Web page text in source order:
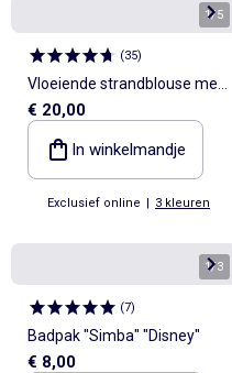
1/5
(35)
Vloeiende strandblouse met
print
€ 20,00
In winkelmandje
Exclusief online | 3 kleuren
1/3
(7)
Badpak "Simba" "Disney"
€ 8,00